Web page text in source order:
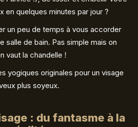
en quelques minutes par jour ?
un peu de temps à vous accorder
salle de bain. Pas simple mais on
vaut la chandelle !
yogiques originales pour un visage
plus soyeux.
: du fantasme à la